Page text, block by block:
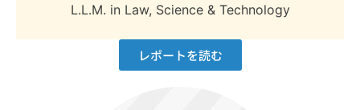
L.L.M. in Law, Science & Technology
レポートを読む